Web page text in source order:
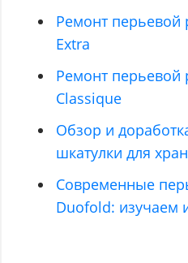
Ремонт перьевой
Extra
Ремонт перьевой
Classique
Обзор и
шкатулки для
Современные
Duofold: изучаем